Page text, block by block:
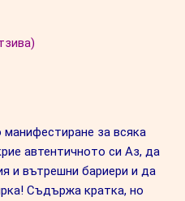
за всяка
автентичното си Аз, да
и вътрешни бариери и да
Съдържа кратка, но